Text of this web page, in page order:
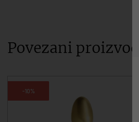
Povezani proizvodi
-10%